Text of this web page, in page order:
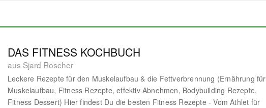
DAS FITNESS KOCHBUCH
aus Sjard Roscher
Leckere Rezepte für den Muskelaufbau & die Fettverbrennung (Ernährung für
Muskelaufbau, Fitness Rezepte, effektiv Abnehmen, Bodybuilding Rezepte,
Fitness Dessert) Hier findest Du die besten Fitness Rezepte - Vom Athlet für